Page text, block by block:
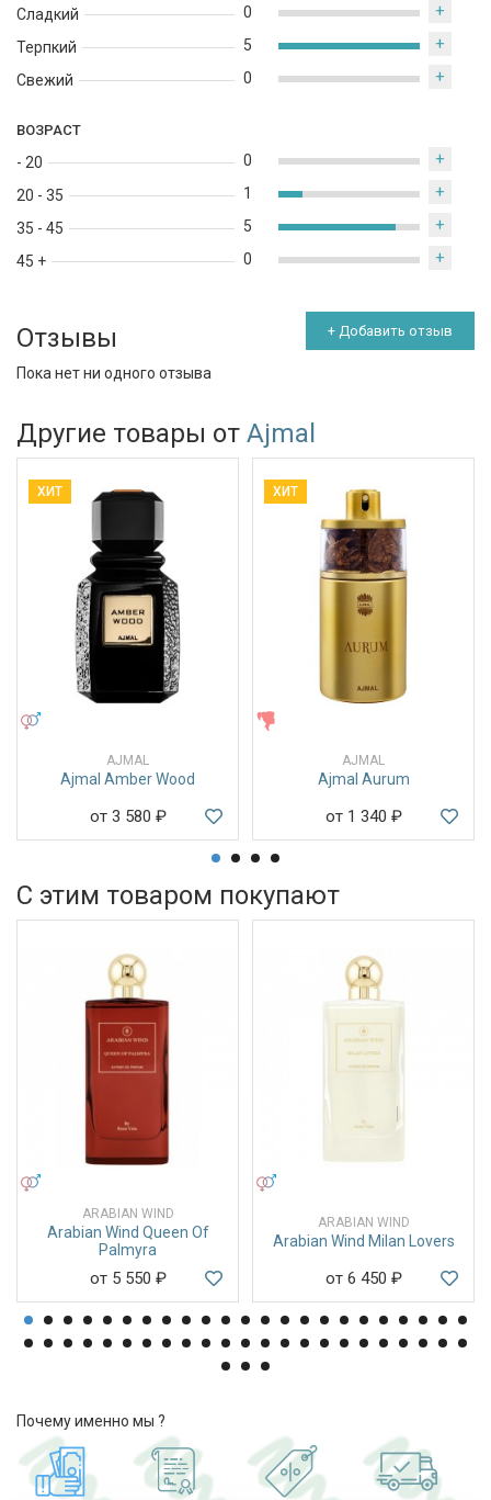
Сладкий
Терпкий
Свежий
0 +
5 +
0 +
ВОЗРАСТ
- 20
20 - 35
35 - 45
45 +
0 +
1 +
5 +
0 +
Отзывы + Добавить отзыв
Пока нет ни одного отзыва
Другие товары от Ajmal
ХИТ
AJMAL
Ajmal Amber Wood
от 3 580 ₽
ХИТ
AJMAL
Ajmal Aurum
от 1 340 ₽
С этим товаром покупают
ARABIAN WIND
Arabian Wind Queen Of
Palmyra
от 5 550 ₽
ARABIAN WIND
Arabian Wind Milan Lovers
от 6 450 ₽
Почему именно мы ?